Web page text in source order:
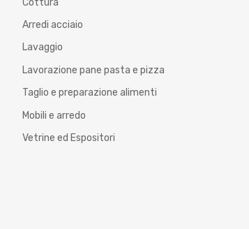
Arredi acciaio
Lavaggio
Lavorazione pane pasta e pizza
Taglio e preparazione alimenti
Mobili e arredo
Vetrine ed Espositori